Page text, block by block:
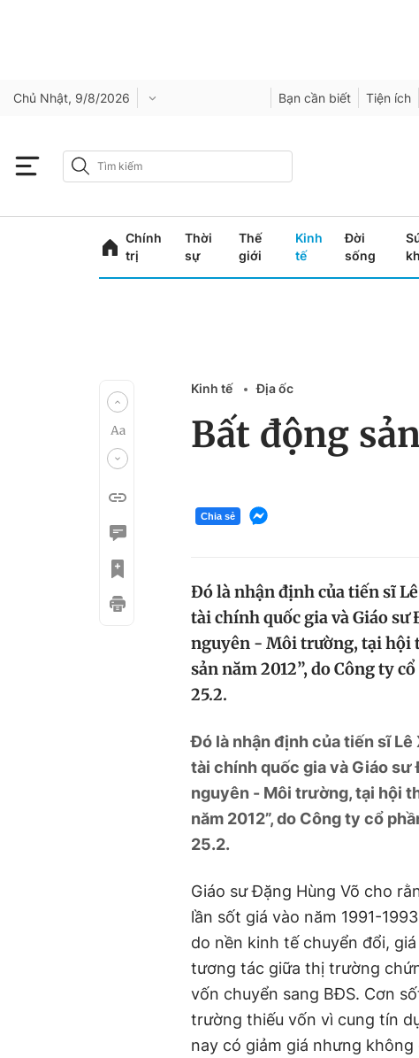
Chủ Nhật, 9/8/2026 Bạn cần biết Tiện ích
Chính
trị
Thời
sự
Thế
giới
Kinh
tế
Đời
sống
Kinh tế Địa ốc
Bất động
Chia sẻ
Đó là nhận định của tiến sĩ
tài chính quốc gia và Giáo
nguyên - Môi trường, tại hội
sản năm 2012”, do Công ty
25.2.
Đó là nhận định của tiến sĩ Lê
tài chính quốc gia và Giáo sư
nguyên - Môi trường, tại hội
năm 2012”, do Công ty cổ
25.2.
Giáo sư Đặng Hùng Võ cho
lần sốt giá vào năm 1991-
do nền kinh tế chuyển đổi,
tương tác giữa thị trường
vốn chuyển sang BĐS. Cơn
trường thiếu vốn vì cung tín
nay có giảm giá nhưng